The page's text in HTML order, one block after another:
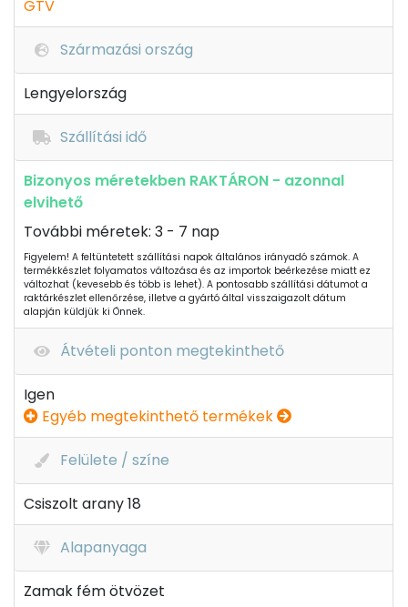
GTV
Származási ország
Lengyelország
Szállítási idő
Bizonyos méretekben RAKTÁRON - azonnal
elvihető
További méretek: 3 - 7 nap
Figyelem! A feltüntetett szállítási napok általános irányadó számok. A
termékkészlet folyamatos változása és az importok beérkezése miatt ez
változhat (kevesebb és több is lehet). A pontosabb szállítási dátumot a
raktárkészlet ellenőrzése, illetve a gyártó által visszaigazolt dátum
alapján küldjük ki Önnek.
Átvételi ponton megtekinthető
Igen
Egyéb megtekinthető termékek
Felülete / színe
Csiszolt arany 18
Alapanyaga
Zamak fém ötvözet